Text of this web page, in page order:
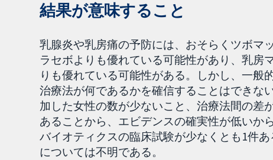
結果が意味すること
乳腺炎や乳房痛の予防には、おそらくツボマ
ラセボよりも優れている可能性があり、乳房
りも優れている可能性がある。しかし、一般
治療法が何であるかを確信することはできな
加した女性の数が少ないこと、治療法間の差
あることから、エビデンスの確実性が低いか
バイオティクスの臨床試験が少なくとも1件
については不明である。